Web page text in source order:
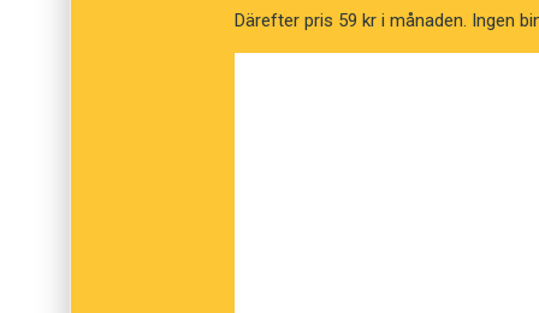
Därefter pris 59 kr i månaden. Ingen